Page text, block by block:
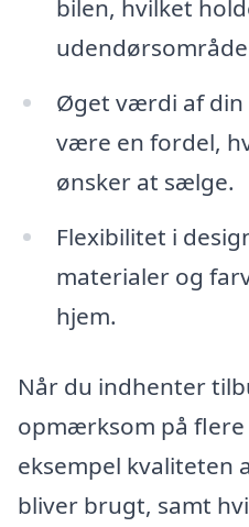
bilen, hvilket
Øget værdi af din
være en fordel,
ønsker at sælge.
Flexibilitet i
materialer og
hjem.
Når du indhenter
opmærksom på
eksempel kvaliteten
bliver brugt, samt